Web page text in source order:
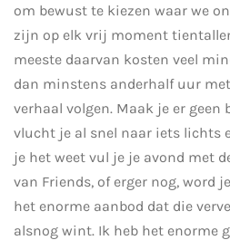
om bewust te kiezen waar we
zijn op elk vrij moment
meeste daarvan kosten veel
dan minstens anderhalf uur
verhaal volgen. Maak je er geen
vlucht je al snel naar iets lichts
je het weet vul je je avond met
van Friends, of erger nog, word
het enorme aanbod dat die
alsnog wint. Ik heb het enorme